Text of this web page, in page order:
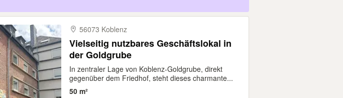
56073 Koblenz
Vielseitig nutzbares Geschäftslokal in
der Goldgrube
In zentraler Lage von Koblenz-Goldgrube, direkt
gegenüber dem Friedhof, steht dieses charmante...
50 m²